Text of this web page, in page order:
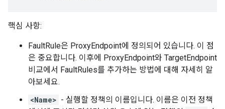
핵심 사항:
FaultRule은 ProxyEndpoint에 정의되어 있습니다. 이 점
은 중요합니다. 이후에 ProxyEndpoint와 TargetEndpoint
비교에서 FaultRules를 추가하는 방법에 대해 자세히 알
아보세요.
<Name> - 실행할 정책의 이름입니다. 이름은 이전 정책